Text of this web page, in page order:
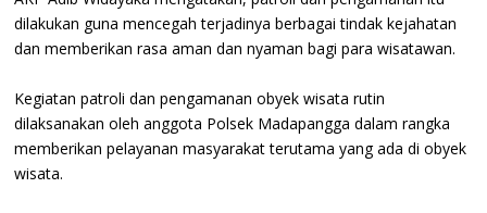
dilakukan guna mencegah terjadinya berbagai tindak kejahatan
dan memberikan rasa aman dan nyaman bagi para wisatawan.
Kegiatan patroli dan pengamanan obyek wisata rutin
dilaksanakan oleh anggota Polsek Madapangga dalam rangka
memberikan pelayanan masyarakat terutama yang ada di obyek
wisata.